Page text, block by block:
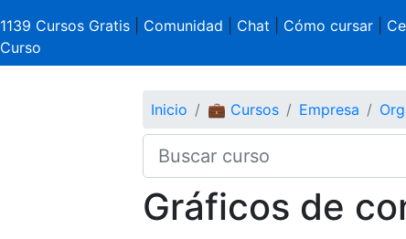
1139 Cursos Gratis Comunidad Chat Cómo cursar|
Curso
Inicio 💼 Cursos Empresa
Gráficos de